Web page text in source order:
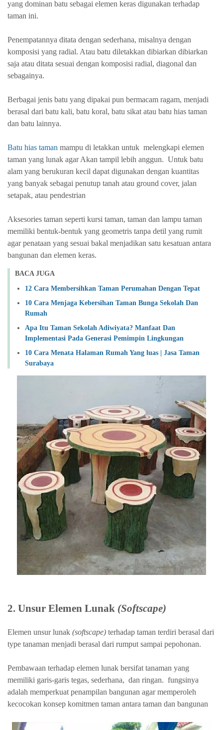
yang dominan batu sebagai elemen keras digunakan terhadap
taman ini.
Penempatannya ditata dengan sederhana, misalnya dengan
komposisi yang radial. Atau batu diletakkan dibiarkan dibiarkan
saja atau ditata sesuai dengan komposisi radial, diagonal dan
sebagainya.
Berbagai jenis batu yang dipakai pun bermacam ragam, menjadi
berasal dari batu kali, batu koral, batu sikat atau batu hias taman
dan batu lainnya.
Batu hias taman mampu di letakkan untuk melengkapi elemen
taman yang lunak agar Akan tampil lebih anggun. Untuk batu
alam yang berukuran kecil dapat digunakan dengan kuantitas
yang banyak sebagai penutup tanah atau ground cover, jalan
setapak, atau pendestrian
Aksesories taman seperti kursi taman, taman dan lampu taman
memiliki bentuk-bentuk yang geometris tanpa detil yang rumit
agar penataan yang sesuai bakal menjadikan satu kesatuan antara
bangunan dan elemen keras.
BACA JUGA
12 Cara Membersihkan Taman Perumahan Dengan Tepat
10 Cara Menjaga Kebersihan Taman Bunga Sekolah Dan
Rumah
Apa Itu Taman Sekolah Adiwiyata? Manfaat Dan
Implementasi Pada Generasi Pemimpin Lingkungan
10 Cara Menata Halaman Rumah Yang luas | Jasa Taman
Surabaya
2. Unsur Elemen Lunak (Softscape)
Elemen unsur lunak (softscape) terhadap taman terdiri berasal dari
type tanaman menjadi berasal dari rumput sampai pepohonan.
Pembawaan terhadap elemen lunak bersifat tanaman yang
memiliki garis-garis tegas, sederhana, dan ringan. fungsinya
adalah memperkuat penampilan bangunan agar memperoleh
kecocokan konsep komitmen taman antara taman dan bangunan